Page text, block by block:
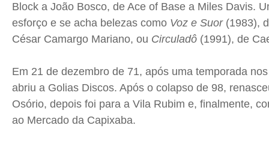
Block a João Bosco, de Ace of Base a Miles Davis.
esforço e se acha belezas como Voz e Suor(1983),
César Camargo Mariano, ou Circuladô (1991), de
Em 21 de dezembro de 71, após uma temporada
abriu a Golias Discos. Após o colapso de 98,
Osório, depois foi para a Vila Rubim e, finalmente,
ao Mercado da Capixaba.